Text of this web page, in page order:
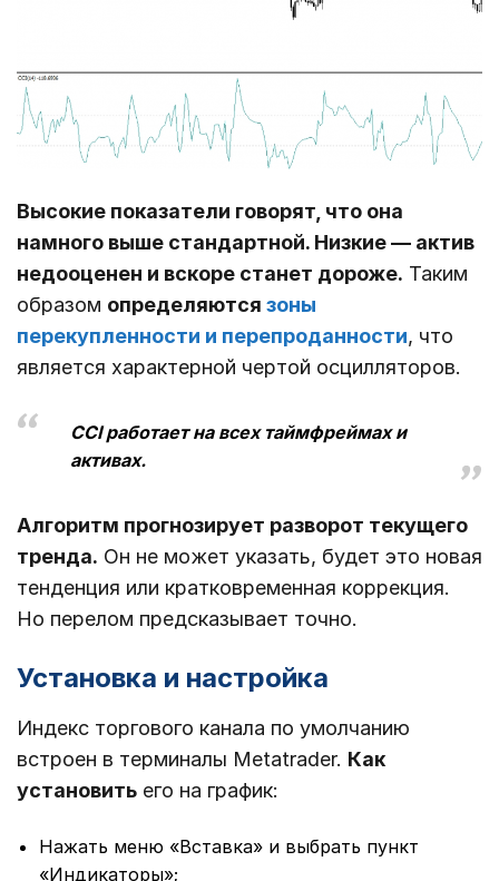
Высокие показатели говорят, что она
намного выше стандартной. Низкие ― актив
недооценен и вскоре станет дороже. Таким
образом определяются зоны
перекупленности и перепроданности, что
является характерной чертой осцилляторов.
CCI работает на всех таймфреймах и
активах.
Алгоритм прогнозирует разворот текущего
тренда. Он не может указать, будет это новая
тенденция или кратковременная коррекция.
Но перелом предсказывает точно.
Установка и настройка
Индекс торгового канала по умолчанию
встроен в терминалы Metatrader. Как
установить его на график:
Нажать меню «Вставка» и выбрать пункт
«Индикаторы»;